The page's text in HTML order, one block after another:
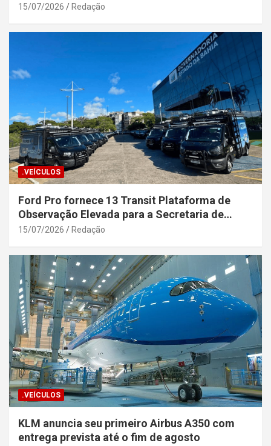
15/07/2026 Redação
.VEÍCULOS
Ford Pro fornece 13 Transit Plataforma de
Observação Elevada para a Secretaria de
Segurança Pública da Bahia
15/07/2026 Redação
.VEÍCULOS
KLM anuncia seu primeiro Airbus A350 com
entrega prevista até o fim de agosto